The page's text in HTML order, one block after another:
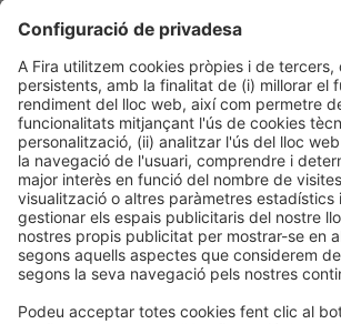
Post Anterior
“La innovació és el motor que
estrètegia de creixement”
“És necessari avançar cap a una
tota la indústria farmacèutica en